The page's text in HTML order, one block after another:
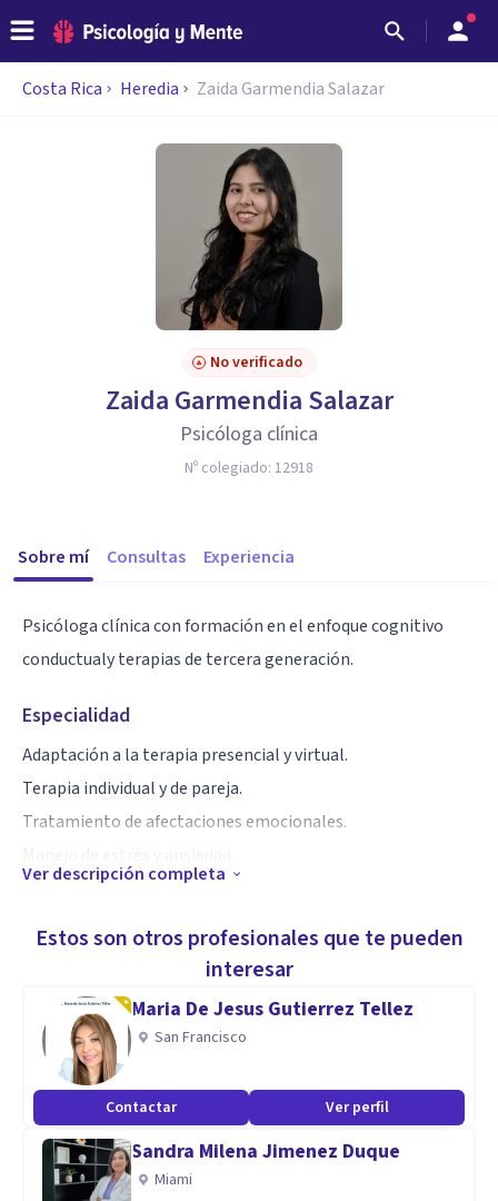
Costa Rica Heredia Zaida Garmendia Salazar
No verificado
Zaida Garmendia Salazar
Psicóloga clínica
Nº colegiado: 12918
Sobre mí Consultas Experiencia
Psicóloga clínica con formación en el enfoque cognitivo
conductualy terapias de tercera generación.
Especialidad
Adaptación a la terapia presencial y virtual.
Terapia individual y de pareja.
Tratamiento de afectaciones emocionales.
Cambio y establecimiento de hábitos.
Mi mayor deseo y logro es que mis pacientes se sientan a
gusto en consulta. Mi meta es que puedan lograr sus
objetivos de la manera más amena posible, siempre
apoyándolos en su crecimiento personal.
Ver descripción completa
Estos son otros profesionales que te pueden
interesar
Maria De Jesus Gutierrez Tellez
San Francisco
Contactar Ver perfil
Sandra Milena Jimenez Duque
Miami